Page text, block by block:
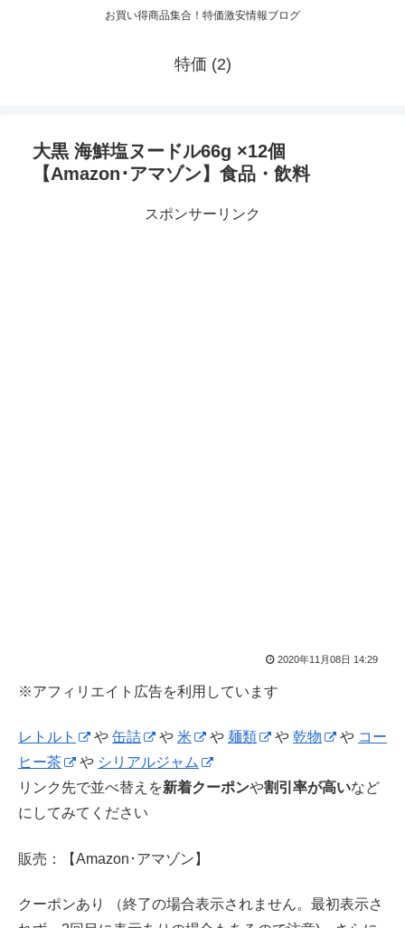
お買い得商品集合！特価激安情報ブログ
特価 (2)
大黒 海鮮塩ヌードル66g ×12個
【Amazon･アマゾン】食品・飲料
スポンサーリンク
2020年11月08日 14:29
※アフィリエイト広告を利用しています
レトルト や 缶詰 や 米 や 麺類 や 乾物 や コー
ヒー茶
や シリアルジャム
リンク先で並べ替えを新着クーポンや割引率が高いなど
にしてみてください
販売：【Amazon･アマゾン】
クーポンあり （終了の場合表示されません。最初表示さ